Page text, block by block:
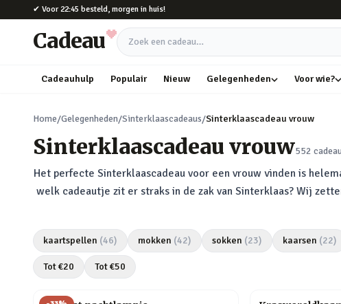
Naar hoofdinhoud
✔ Voor 22:45 besteld, morgen in huis!
Cadeau Zoek een cadeau
Cadeauhulp Populair Nieuw Gelegenheden Voor wie?
Home/Gelegenheden/Sinterklaascadeaus/Sinterklaascadeau vrouw
Sinterklaascadeau vrouw552
Het perfecte Sinterklaascadeau voor een vrouw vinden is
welk cadeautje zit er straks in de zak van Sinterklaas? Wij
kaartspellen (46) mokken (42) sokken (23) kaarsen (22)
Tot €20 Tot €50